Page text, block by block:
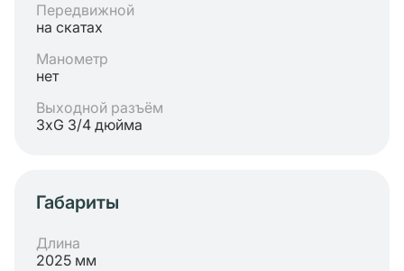
Передвижной
на скатах
Манометр
нет
Выходной разъём
3хG 3/4 дюйма
Габариты
Длина
2025 мм